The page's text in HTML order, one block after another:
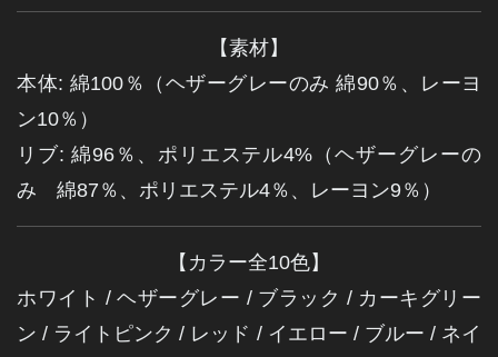
【素材】
本体: 綿100％（ヘザーグレーのみ 綿90％、レーヨ
ン10％）
リブ: 綿96％、ポリエステル4%（ヘザーグレーの
み 綿87％、ポリエステル4％、レーヨン9％）
【カラー全10色】
ホワイト / ヘザーグレー / ブラック / カーキグリー
ン / ライトピンク / レッド / イエロー / ブルー / ネイ